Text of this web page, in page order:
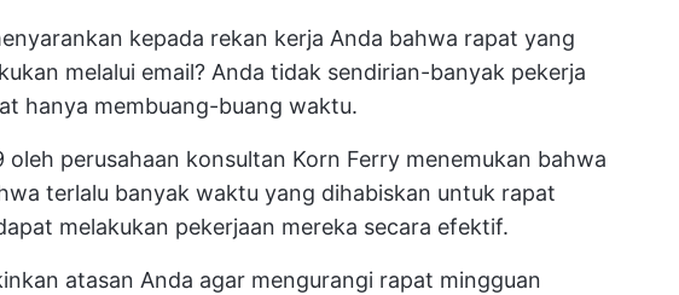
kepada rekan kerja Anda bahwa rapat yang
melalui email? Anda tidak sendirian-banyak pekerja
hanya membuang-buang waktu.
oleh perusahaan konsultan Korn Ferry menemukan bahwa
terlalu banyak waktu yang dihabiskan untuk rapat
melakukan pekerjaan mereka secara efektif.
atasan Anda agar mengurangi rapat mingguan